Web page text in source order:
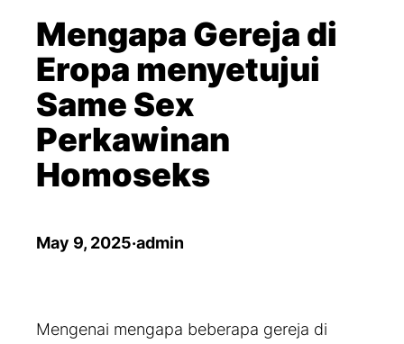
a
r
c
h
Mengapa Gereja di
Eropa menyetujui
Same Sex
Perkawinan
Homoseks
May 9, 2025·admin
Mengenai mengapa beberapa gereja di